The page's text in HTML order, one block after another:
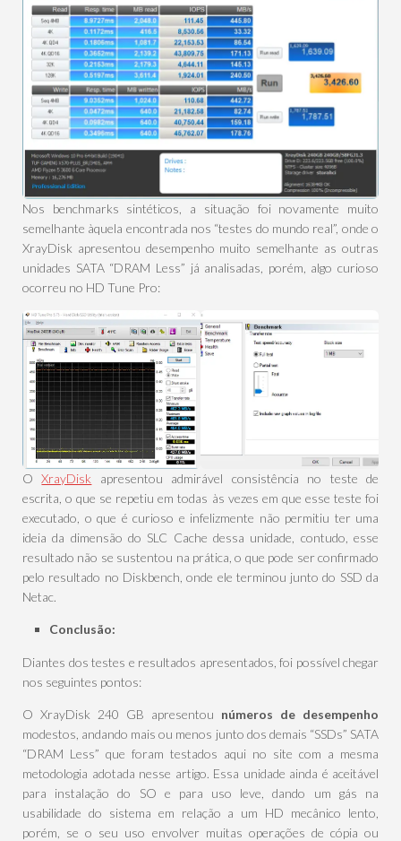
Nos benchmarks sintéticos, a situação foi novamente muito
semelhante àquela encontrada nos “testes do mundo real”, onde o
XrayDisk apresentou desempenho muito semelhante as outras
unidades SATA “DRAM Less” já analisadas, porém, algo curioso
ocorreu no HD Tune Pro:
OXrayDisk apresentou admirável consistência no teste de
escrita, o que se repetiu em todas às vezes em que esse teste foi
executado, o que é curioso e infelizmente não permitiu ter uma
ideia da dimensão do SLC Cache dessa unidade, contudo, esse
resultado não se sustentou na prática, o que pode ser confirmado
pelo resultado no Diskbench, onde ele terminou junto do SSD da
Netac.
Conclusão:
Diantes dos testes e resultados apresentados, foi possível chegar
nos seguintes pontos:
O XrayDisk 240 GB apresentou números de desempenho
modestos, andando mais ou menos junto dos demais “SSDs” SATA
“DRAM Less” que foram testados aqui no site com a mesma
metodologia adotada nesse artigo. Essa unidade ainda é aceitável
para instalação do SO e para uso leve, dando um gás na
usabilidade do sistema em relação a um HD mecânico lento,
porém, se o seu uso envolver muitas operações de cópia ou